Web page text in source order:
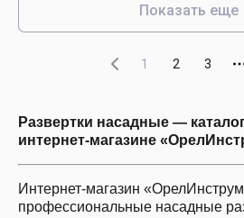
Показать еще
1 2 3
Развертки насадные —
интернет-магазине
Интернет-магазин
профессиональные насадные